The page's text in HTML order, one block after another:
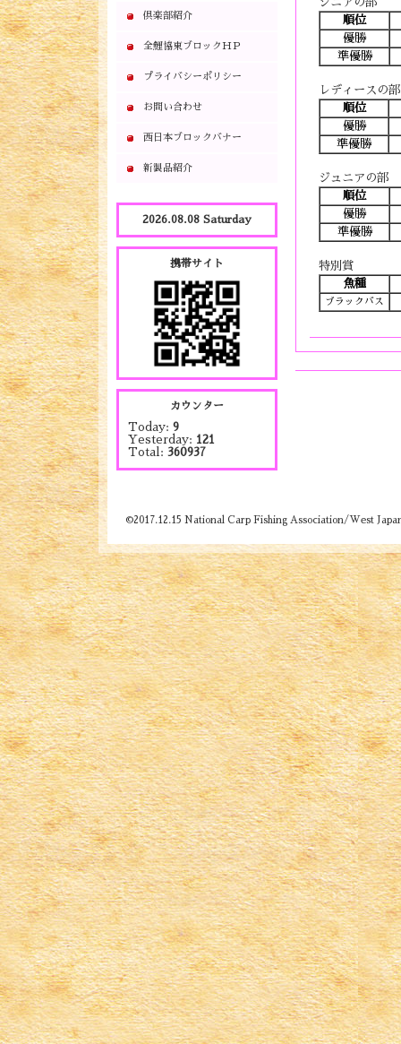
順位
優勝
準優勝
レディースの部
順位
優勝
準優勝
ジュニアの部
順位
優勝
準優勝
特別賞
魚種
ブラックバス
倶楽部紹介
全鯉協東ブロックＨＰ
プライバシーポリシー
お問い合わせ
西日本ブロックバナー
新製品紹介
2026.08.08 Saturday
携帯サイト
カウンター
Today: 9
Yesterday: 121
Total: 360937
©2017.12.15 National Carp Fishing Association/West